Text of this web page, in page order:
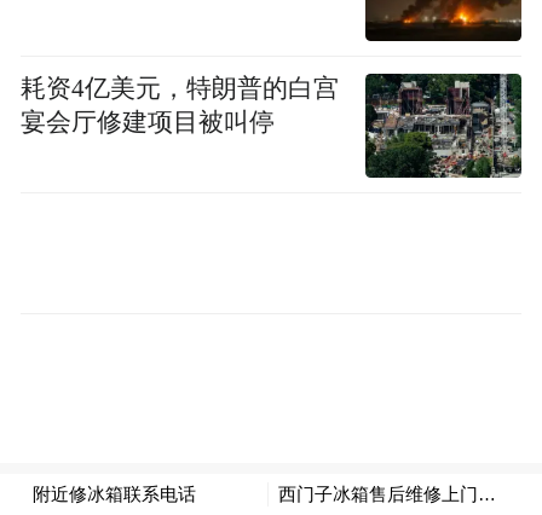
在推动金融高质量发展的实践进程中，深圳
市相关部门以“园区贷”、“腾飞贷”等创新产
品作为重要抓手，有力地把党的政治优势、
用增信模型，成功打通了银行信贷支持企业
耗资4亿美元，特朗普的白宫
宴会厅修建项目被叫停